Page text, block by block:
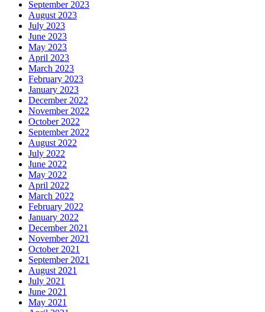
September 2023
August 2023
July 2023
June 2023
May 2023
April 2023
March 2023
February 2023
January 2023
December 2022
November 2022
October 2022
September 2022
August 2022
July 2022
June 2022
May 2022
April 2022
March 2022
February 2022
January 2022
December 2021
November 2021
October 2021
September 2021
August 2021
July 2021
June 2021
May 2021